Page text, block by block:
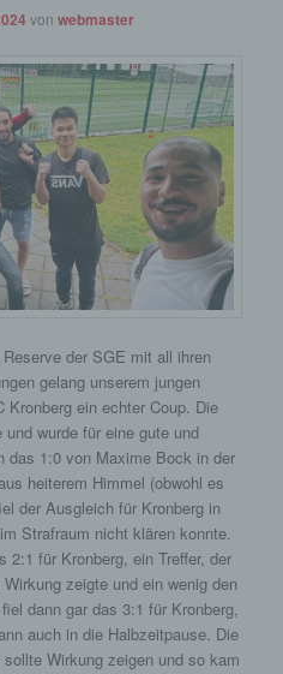
vonwebmaster
der SGE mit all ihren
gelang unserem jungen
Kronberg ein echter Coup. Die
wurde für eine gute und
das 1:0 von Maxime Bock in der
heiterem Himmel (obwohl es
der Ausgleich für Kronberg in
Strafraum nicht klären konnte.
2:1 für Kronberg, ein Treffer, der
zeigte und ein wenig den
dann gar das 3:1 für Kronberg,
auch in die Halbzeitpause. Die
Wirkung zeigen und so kam